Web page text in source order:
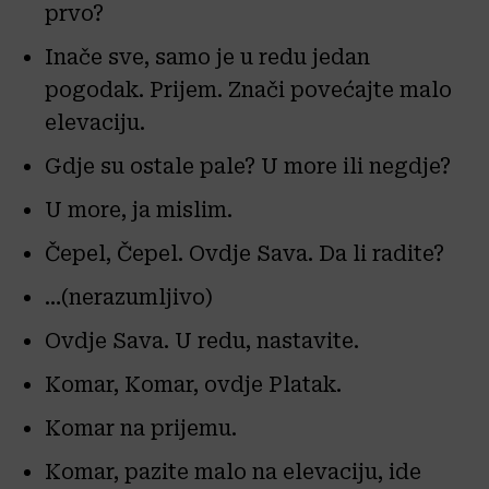
prvo?
Inače sve, samo je u redu jedan
pogodak. Prijem. Znači povećajte malo
elevaciju.
Gdje su ostale pale? U more ili negdje?
U more, ja mislim.
Čepel, Čepel. Ovdje Sava. Da li radite?
…(nerazumljivo)
Ovdje Sava. U redu, nastavite.
Komar, Komar, ovdje Platak.
Komar na prijemu.
Komar, pazite malo na elevaciju, ide